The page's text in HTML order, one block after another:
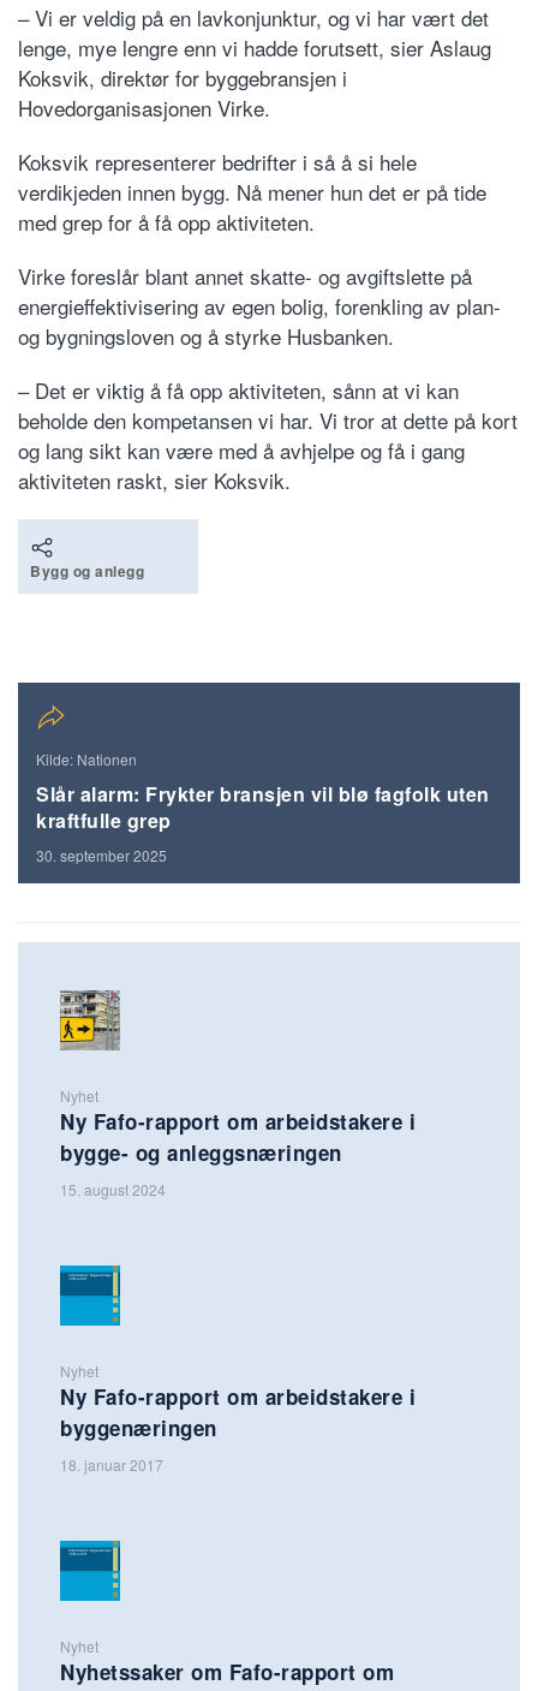
– Vi er veldig på en lavkonjunktur, og vi har vært det
lenge, mye lengre enn vi hadde forutsett, sier Aslaug
Koksvik, direktør for byggebransjen i
Hovedorganisasjonen Virke.
Koksvik representerer bedrifter i så å si hele
verdikjeden innen bygg. Nå mener hun det er på tide
med grep for å få opp aktiviteten.
Virke foreslår blant annet skatte- og avgiftslette på
energieffektivisering av egen bolig, forenkling av plan-
og bygningsloven og å styrke Husbanken.
– Det er viktig å få opp aktiviteten, sånn at vi kan
beholde den kompetansen vi har. Vi tror at dette på kort
og lang sikt kan være med å avhjelpe og få i gang
aktiviteten raskt, sier Koksvik.
Bygg og anlegg
Kilde: Nationen
Slår alarm: Frykter bransjen vil blø fagfolk uten
kraftfulle grep
30. september 2025
Nyhet
Ny Fafo-rapport om arbeidstakere i
bygge- og anleggsnæringen
15. august 2024
Nyhet
Ny Fafo-rapport om arbeidstakere i
byggenæringen
18. januar 2017
Nyhet
Nyhetssaker om Fafo-rapport om